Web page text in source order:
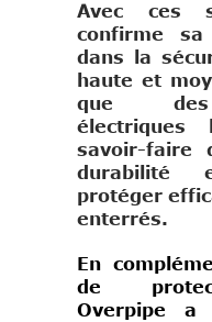
Avec ces
confirme
dans la
haute et
que des
électriques
savoir-faire
durabilité
protéger
enterrés.
En
de
Overpipe